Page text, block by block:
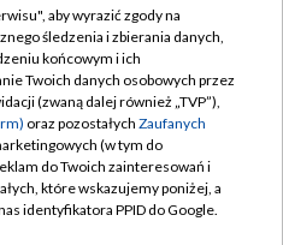
TVP
TVP
prywatności
zgody
Pomoc
aby wyrazić zgody na
śledzenia i zbierania danych,
końcowym i ich
Twoich danych osobowych przez
(zwaną dalej również „TVP”),
oraz pozostałych Zaufanych
(w tym do
do Twoich zainteresowań i
które wskazujemy poniżej, a
identyfikatora PPID do Google.